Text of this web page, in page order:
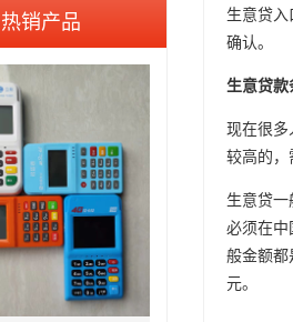
热销产品
生意贷
确认。
生意贷款
现在很
较高的，
生意贷
必须在
般金额
元。